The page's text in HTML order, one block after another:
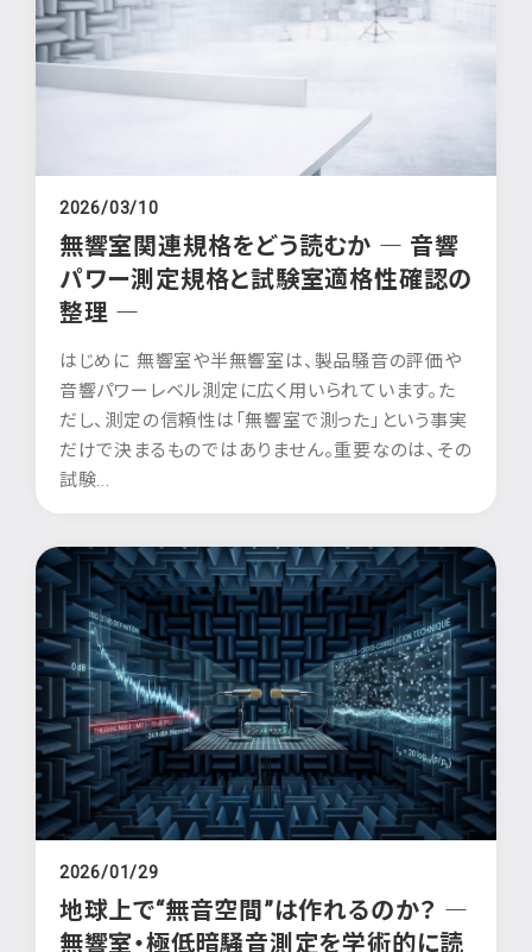
2026/03/10
無響室関連規格をどう読むか ― 音響
パワー測定規格と試験室適格性確認の
整理 ―
はじめに 無響室や半無響室は、製品騒音の評価や
音響パワーレベル測定に広く用いられています。た
だし、測定の信頼性は「無響室で測った」という事実
だけで決まるものではありません。重要なのは、その
試験...
2026/01/29
地球上で“無音空間”は作れるのか？ ―
無響室・極低暗騒音測定を学術的に読